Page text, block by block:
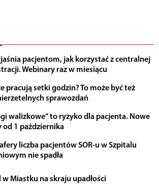
pacjentom, jak korzystać z centralnej
Webinary raz w miesiącu
pracują setki godzin? To może być też
sprawozdań
walizkowe” to ryzyko dla pacjenta. Nowe
od 1 października
liczba pacjentów SOR-u w Szpitalu
nie spadła
w Miastku na skraju upadłości